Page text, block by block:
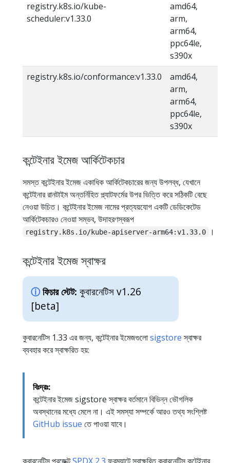
registry.k8s.io/kube-
scheduler:v1.33.0
amd64,
arm,
arm64,
ppc64le,
s390x
registry.k8s.io/conformance:v1.33.0
amd64,
arm,
arm64,
ppc64le,
s390x
কন্টেইনার ইমেজ আর্কিটেকচার
সমস্ত কন্টেইনার ইমেজ একাধিক আর্কিটেকচারের জন্য উপলব্ধ, যেখানে
কন্টেইনার রানটাইম অন্তর্নিহিত প্ল্যাটফর্মের উপর ভিত্তি করে সঠিকটি বেছে
নেওয়া উচিত। কন্টেইনার ইমেজ নামের প্রত্যয়যোগ একটি ডেডিকেটেড
আর্কিটেকচারও নেওয়া সম্ভব, উদাহরণস্বরূপ
registry.k8s.io/kube-apiserver-arm64:v1.33.0 ।
কন্টেইনার ইমেজ স্বাক্ষর
ফিচার স্টেট: কুবারনেটিস v1.26
[beta]
কুবারনেটিস 1.33 এর জন্য, কন্টেইনার ইমেজগুলোsigstoreস্বাক্ষর
ব্যবহার করে স্বাক্ষরিত হয়:
বিঃদ্রঃ:
কন্টেইনার ইমেজ sigstore স্বাক্ষর বর্তমানে বিভিন্ন ভৌগলিক
অবস্থানের মধ্যে মেলে না। এই সমস্যা সম্পর্কে আরও তথ্য সংশ্লিষ্ট
GitHub issue তে পাওয়া যাবে।